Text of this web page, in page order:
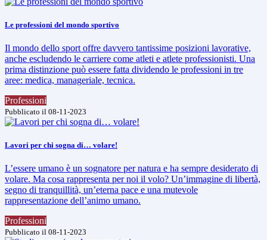
Le professioni del mondo sportivo
Il mondo dello sport offre davvero tantissime posizioni lavorative,
anche escludendo le carriere come atleti e atlete professionisti. Una
prima distinzione può essere fatta dividendo le professioni in tre
aree: medica, manageriale, tecnica.
Professioni
Pubblicato il 08-11-2023
Lavori per chi sogna di… volare!
L’essere umano è un sognatore per natura e ha sempre desiderato di
volare. Ma cosa rappresenta per noi il volo? Un’immagine di libertà,
segno di tranquillità, un’eterna pace e una mutevole
rappresentazione dell’animo umano.
Professioni
Pubblicato il 08-11-2023